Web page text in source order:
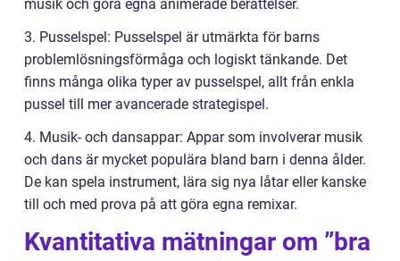
musik och göra egna animerade berättelser.
3. Pusselspel: Pusselspel är utmärkta för barns
problemlösningsförmåga och logiskt tänkande. Det
finns många olika typer av pusselspel, allt från enkla
pussel till mer avancerade strategispel.
4. Musik- och dansappar: Appar som involverar musik
och dans är mycket populära bland barn i denna ålder.
De kan spela instrument, lära sig nya låtar eller kanske
till och med prova på att göra egna remixar.
Kvantitativa mätningar om ”bra